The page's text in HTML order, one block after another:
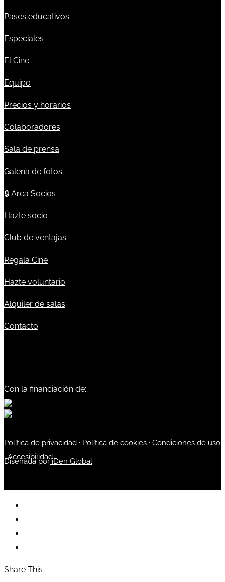
Pases educativos
Especiales
El Cine
Equipo
Precios y horarios
Colaboradores
Sala de prensa
Galería de fotos
🔒 Área Socios
Hazte socio
Club de ventajas
Regala Cine
Hazte voluntario
Alquiler de salas
Contacto
Con la financiación de:
Política de privacidad · Política de cookies · Condiciones de uso
·Accesibilidad
Diseñada poriDen Global
Share This